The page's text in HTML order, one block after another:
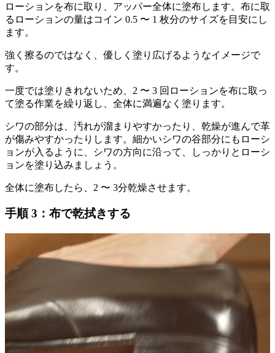
ローションを布に取り、アッパー全体に塗布します。布に取
るローションの量はコイン 0.5 〜 1 枚分のサイズを目安にし
ます。
強く擦るのではなく、優しく塗り広げるようなイメージで
す。
一度では塗りきれないため、2 〜 3 回ローションを布に取っ
て塗る作業を繰り返し、全体に満遍なく塗ります。
シワの部分は、汚れが溜まりやすかったり、乾燥が進んで革
が傷みやすかったりします。細かいシワの谷部分にもローシ
ョンが入るように、シワの方向に沿って、しっかりとローシ
ョンを塗り込みましょう。
全体に塗布したら、2 〜 3分乾燥させます。
手順 3：布で乾拭きする